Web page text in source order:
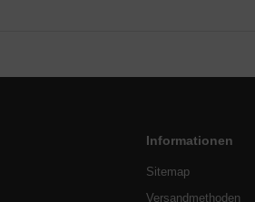
Informationen
Sitemap
Versandmethoden